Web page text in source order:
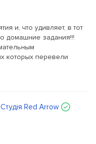
и, что удивляет, в тот
домашние задания!!!
которых перевели
Студія Red Arrow